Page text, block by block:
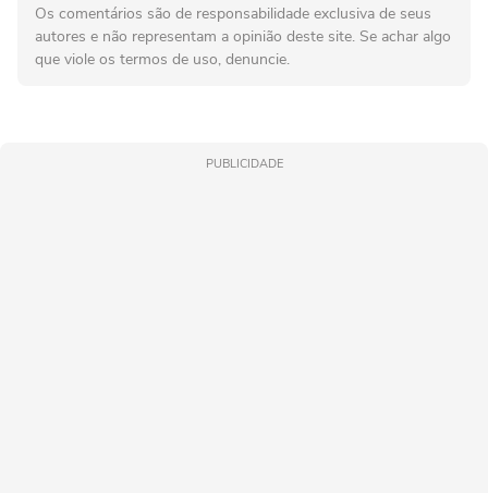
Os comentários são de responsabilidade exclusiva de seus
autores e não representam a opinião deste site. Se achar algo
que viole os termos de uso, denuncie.
PUBLICIDADE